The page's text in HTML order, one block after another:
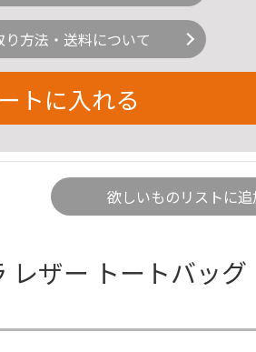
り方法・送料について
トに入れる
欲しいものリストに追
ザー トートバッグ